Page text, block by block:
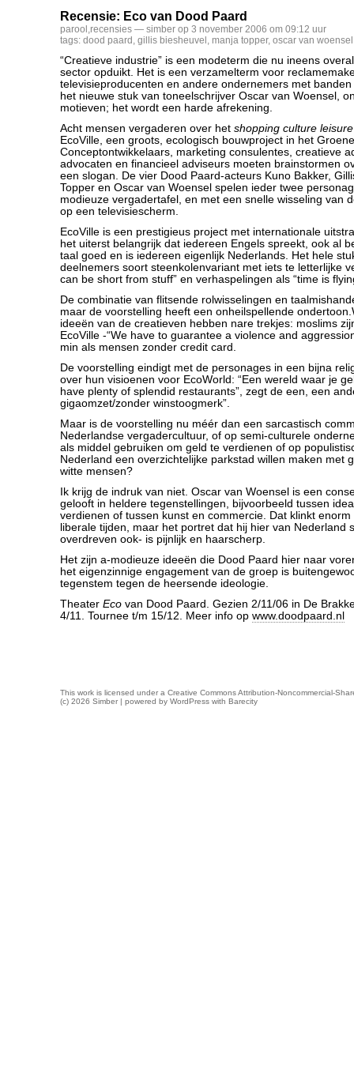
Recensie: Eco van Dood Paard
parool ,recensies — simber op 3 november 2006 om 09:12 uur
tags: dood paard , gillis biesheuvel , manja topper, oscar van woensel
“Creatieve industrie” is een modeterm die nu ineens
sector opduikt. Het is een verzamelterm voor
televisieproducenten en andere ondernemers met
het nieuwe stuk van toneelschrijver Oscar van Woensel,
motieven; het wordt een harde afrekening.
Acht mensen vergaderen over het shopping culture
EcoVille, een groots, ecologisch bouwproject in het
Conceptontwikkelaars, marketing consulentes, creatieve
advocaten en financieel adviseurs moeten brainstormen
een slogan. De vier Dood Paard-acteurs Kuno Bakker,
Topper en Oscar van Woensel spelen ieder twee
modieuze vergadertafel, en met een snelle wisseling van
op een televisiescherm.
EcoVille is een prestigieus project met internationale
het uiterst belangrijk dat iedereen Engels spreekt, ook al
taal goed en is iedereen eigenlijk Nederlands. Het hele
deelnemers soort steenkolenvariant met iets te letterlijke
can be short from stuff” en verhaspelingen als “time is
De combinatie van flitsende rolwisselingen en
maar de voorstelling heeft een onheilspellende
ideeën van de creatieven hebben nare trekjes: moslims
EcoVille -“We have to guarantee a violence and
min als mensen zonder credit card.
De voorstelling eindigt met de personages in een bijna
over hun visioenen voor EcoWorld: “Een wereld waar je
have plenty of splendid restaurants”, zegt de een, een
gigaomzet/zonder winstoogmerk”.
Maar is de voorstelling nu méér dan een sarcastisch
Nederlandse vergadercultuur, of op semi-culturele
als middel gebruiken om geld te verdienen of op
Nederland een overzichtelijke parkstad willen maken met
witte mensen?
Ik krijg de indruk van niet. Oscar van Woensel is een
gelooft in heldere tegenstellingen, bijvoorbeeld tussen
verdienen of tussen kunst en commercie. Dat klinkt
liberale tijden, maar het portret dat hij hier van Nederland
overdreven ook- is pijnlijk en haarscherp.
Het zijn a-modieuze ideeën die Dood Paard hier naar
het eigenzinnige engagement van de groep is
tegenstem tegen de heersende ideologie.
Theater Eco van Dood Paard. Gezien 2/11/06 in De
4/11. Tournee t/m 15/12. Meer info op www.doodpaard.nl
This work is licensed under a Creative Commons Attribution-Noncommercial-
(c) 2026 Simber | powered by WordPress with Barecity